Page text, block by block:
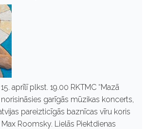
aprīlī plkst. 19.00 RKTMC “Mazā
norisināsies garīgās mūzikas koncerts,
pareizticīgās baznīcas vīru koris
Roomsky. Lielās Piektdienas